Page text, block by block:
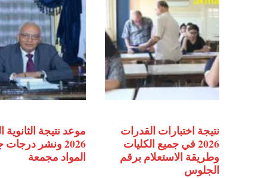
نتيجة اختبارات القدرات
2026 في جميع الكليات
وطريقة الاستعلام برقم
الجلوس
موعد نتيجة الثانوية
2026 ونشر
المواد مجمعة